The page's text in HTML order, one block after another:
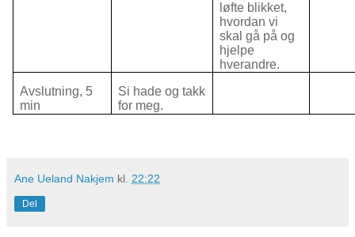
løfte blikket,
hvordan vi
skal gå på og
hjelpe
hverandre.
Avslutning, 5
min
Si hade og takk
for meg.
Ane Ueland Nakjem kl. 22:22
Del